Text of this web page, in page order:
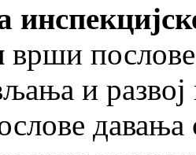
врши
и
давања